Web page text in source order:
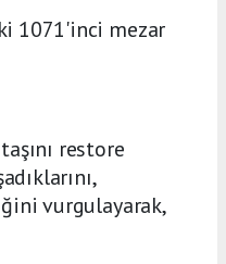
1071'inci mezar
restore
vurgulayarak,